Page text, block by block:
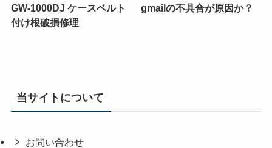
GW-1000DJ ケースベルト
付け根破損修理
gmailの不具合が原因か？
当サイトについて
お問い合わせ